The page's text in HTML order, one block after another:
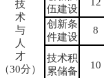
技
术
与
人
才
（30分）
伍建设
12
创新条
件建设
8
技术积
累储备
10